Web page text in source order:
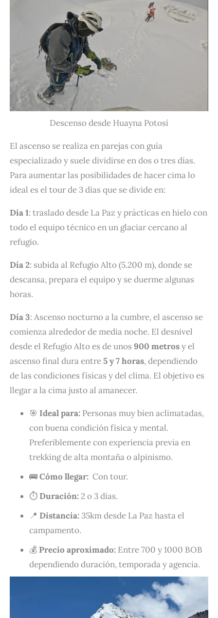
Descenso desde Huayna Potosí
El ascenso se realiza en parejas con guía
especializado y suele dividirse en dos o tres días.
Para aumentar las posibilidades de hacer cima lo
ideal es el tour de 3 días que se divide en:
Día 1: traslado desde La Paz y prácticas en hielo con
todo el equipo técnico en un glaciar cercano al
refugio.
Día 2: subida al Refugio Alto (5.200 m), donde se
descansa, prepara el equipo y se duerme algunas
horas.
Día 3: Ascenso nocturno a la cumbre, el ascenso se
comienza alrededor de media noche. El desnivel
desde el Refugio Alto es de unos 900 metrosy el
ascenso final dura entre 5 y 7 horas, dependiendo
de las condiciones físicas y del clima. El objetivo es
llegar a la cima justo al amanecer.
🎯 Ideal para: Personas muy bien aclimatadas,
con buena condición física y mental.
Preferiblemente con experiencia previa en
trekking de alta montaña o alpinismo.
🚌Cómo llegar: Con tour.
⏱️ Duración: 2 o 3 días.
📍 Distancia: 35km desde La Paz hasta el
campamento.
💰 Precio aproximado: Entre 700 y 1000 BOB
dependiendo duración, temporada y agencia.